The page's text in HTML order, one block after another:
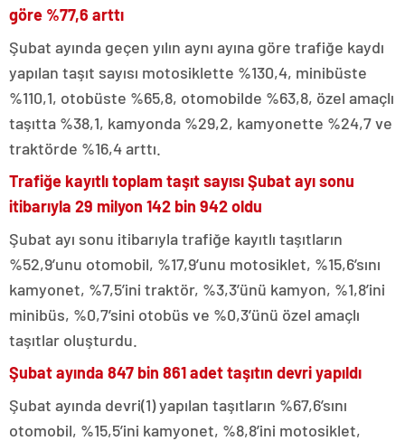
göre %77,6 arttı
Şubat ayında geçen yılın aynı ayına göre trafiğe kaydı
yapılan taşıt sayısı motosiklette %130,4, minibüste
%110,1, otobüste %65,8, otomobilde %63,8, özel amaçlı
taşıtta %38,1, kamyonda %29,2, kamyonette %24,7 ve
traktörde %16,4 arttı.
Trafiğe kayıtlı toplam taşıt sayısı Şubat ayı sonu
itibarıyla 29 milyon 142 bin 942 oldu
Şubat ayı sonu itibarıyla trafiğe kayıtlı taşıtların
%52,9’unu otomobil, %17,9’unu motosiklet, %15,6’sını
kamyonet, %7,5’ini traktör, %3,3’ünü kamyon, %1,8’ini
minibüs, %0,7’sini otobüs ve %0,3’ünü özel amaçlı
taşıtlar oluşturdu.
Şubat ayında 847 bin 861 adet taşıtın devri yapıldı
Şubat ayında devri(1) yapılan taşıtların %67,6’sını
otomobil, %15,5’ini kamyonet, %8,8’ini motosiklet,